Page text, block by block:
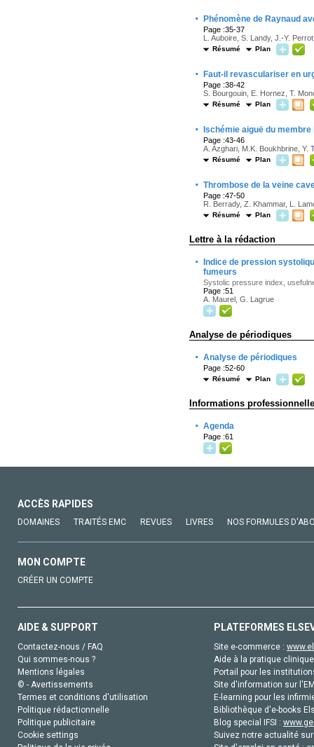
· Phénomène de Raynaud
Page :35-37
L. Auboire, S. Landy, J.-Y.
Résumé Plan
· Faut-il revasculariser en
Page :38-42
S. Bourgouin, E. Hornez, T.
Résumé Plan
· Ischémie aiguë du
Page :43-46
A. Azghari, M.K. Boukhbrine, Y.
Résumé Plan
· Thrombose de la veine
Page :47-50
R. Berrady, Z. Khammar, L.
Résumé Plan
Lettre à la rédaction
·
Indice de pression
fumeurs
Systolic pressure index,
Page :51
A. Maurel, G. Lagrue
Analyse de périodiques
· Analyse de périodiques
Page :52-60
Résumé Plan
Informations
· Agenda
Page :61
ACCÈS RAPIDES
DOMAINES TRAITÉS EMC REVUES LIVRES NOS FORMULES
MON COMPTE
CRÉER UN COMPTE
AIDE & SUPPORT
Contactez-nous / FAQ
Qui sommes-nous ?
Mentions légales
© - Avertissements
Termes et conditions d'utilisation
Politique rédactionnelle
Politique publicitaire
Cookie settings
PLATEFORMES
Site e-commerce :
Aide à la pratique
Portail pour les
Site d'information sur
E-learning pour les
Bibliothèque d'e-books
Blog special IFSI :
Suivez notre actualité